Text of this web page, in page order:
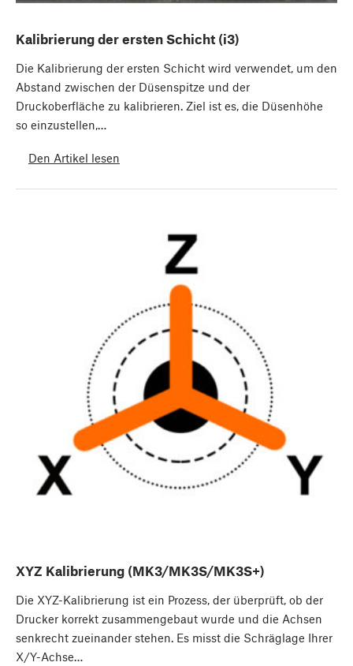
Kalibrierung der ersten Schicht (i3)
Die Kalibrierung der ersten Schicht wird verwendet, um den
Abstand zwischen der Düsenspitze und der
Druckoberfläche zu kalibrieren. Ziel ist es, die Düsenhöhe
so einzustellen,…
Den Artikel lesen
XYZ Kalibrierung (MK3/MK3S/MK3S+)
Die XYZ-Kalibrierung ist ein Prozess, der überprüft, ob der
Drucker korrekt zusammengebaut wurde und die Achsen
senkrecht zueinander stehen. Es misst die Schräglage Ihrer
X/Y-Achse…